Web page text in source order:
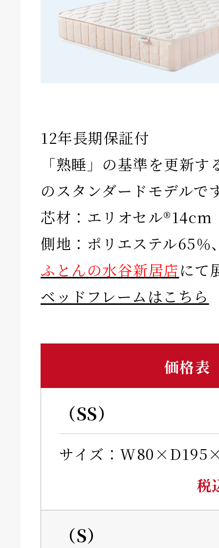
12年長期保証付
「熟睡」の基準を更新
のスタンダードモデルで
芯材：エリオセル®14cm
側地：ポリエステル65％
ふとんの水谷新居店にて
ベッドフレームはこちら
価格表
（SS）
サイズ：
税
（S）